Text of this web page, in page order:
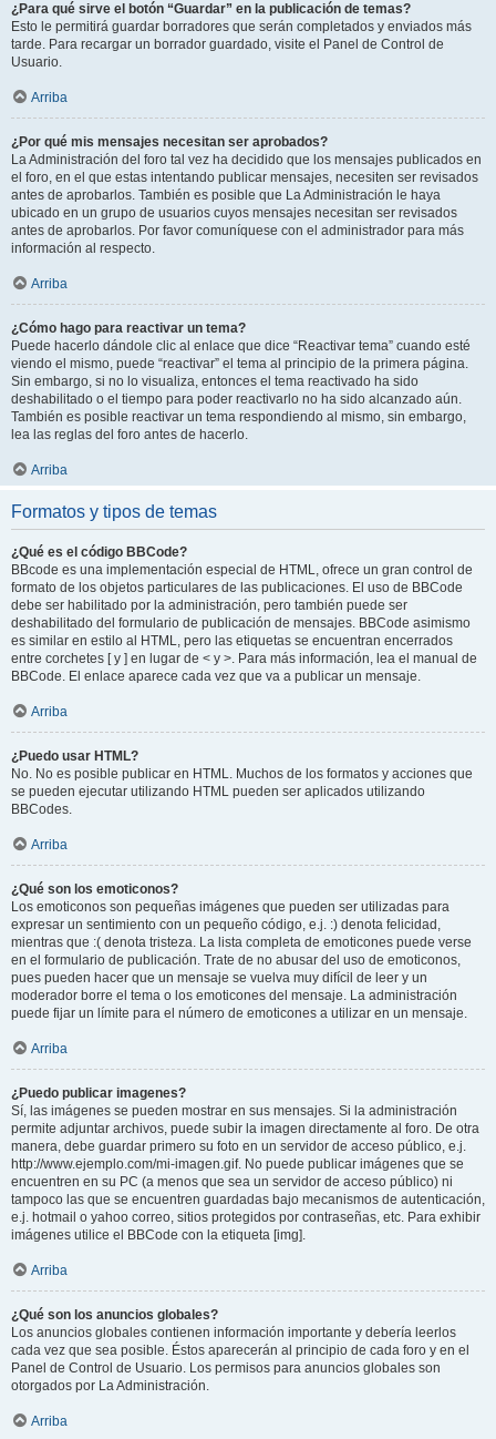
¿Para qué sirve el botón “Guardar” en la publicación de temas?
Esto le permitirá guardar borradores que serán completados y enviados más
tarde. Para recargar un borrador guardado, visite el Panel de Control de
Usuario.
Arriba
¿Por qué mis mensajes necesitan ser aprobados?
La Administración del foro tal vez ha decidido que los mensajes publicados en
el foro, en el que estas intentando publicar mensajes, necesiten ser revisados
antes de aprobarlos. También es posible que La Administración le haya
ubicado en un grupo de usuarios cuyos mensajes necesitan ser revisados
antes de aprobarlos. Por favor comuníquese con el administrador para más
información al respecto.
Arriba
¿Cómo hago para reactivar un tema?
Puede hacerlo dándole clic al enlace que dice “Reactivar tema” cuando esté
viendo el mismo, puede “reactivar” el tema al principio de la primera página.
Sin embargo, si no lo visualiza, entonces el tema reactivado ha sido
deshabilitado o el tiempo para poder reactivarlo no ha sido alcanzado aún.
También es posible reactivar un tema respondiendo al mismo, sin embargo,
lea las reglas del foro antes de hacerlo.
Arriba
Formatos y tipos de temas
¿Qué es el código BBCode?
BBcode es una implementación especial de HTML, ofrece un gran control de
formato de los objetos particulares de las publicaciones. El uso de BBCode
debe ser habilitado por la administración, pero también puede ser
deshabilitado del formulario de publicación de mensajes. BBCode asimismo
es similar en estilo al HTML, pero las etiquetas se encuentran encerrados
entre corchetes [ y ] en lugar de < y >. Para más información, lea el manual de
BBCode. El enlace aparece cada vez que va a publicar un mensaje.
Arriba
¿Puedo usar HTML?
No. No es posible publicar en HTML. Muchos de los formatos y acciones que
se pueden ejecutar utilizando HTML pueden ser aplicados utilizando
BBCodes.
Arriba
¿Qué son los emoticonos?
Los emoticonos son pequeñas imágenes que pueden ser utilizadas para
expresar un sentimiento con un pequeño código, e.j. :) denota felicidad,
mientras que :( denota tristeza. La lista completa de emoticones puede verse
en el formulario de publicación. Trate de no abusar del uso de emoticonos,
pues pueden hacer que un mensaje se vuelva muy difícil de leer y un
moderador borre el tema o los emoticones del mensaje. La administración
puede fijar un límite para el número de emoticones a utilizar en un mensaje.
Arriba
¿Puedo publicar imagenes?
Sí, las imágenes se pueden mostrar en sus mensajes. Si la administración
permite adjuntar archivos, puede subir la imagen directamente al foro. De otra
manera, debe guardar primero su foto en un servidor de acceso público, e.j.
http://www.ejemplo.com/mi-imagen.gif. No puede publicar imágenes que se
encuentren en su PC (a menos que sea un servidor de acceso público) ni
tampoco las que se encuentren guardadas bajo mecanismos de autenticación,
e.j. hotmail o yahoo correo, sitios protegidos por contraseñas, etc. Para exhibir
imágenes utilice el BBCode con la etiqueta [img].
Arriba
¿Qué son los anuncios globales?
Los anuncios globales contienen información importante y debería leerlos
cada vez que sea posible. Éstos aparecerán al principio de cada foro y en el
Panel de Control de Usuario. Los permisos para anuncios globales son
otorgados por La Administración.
Arriba